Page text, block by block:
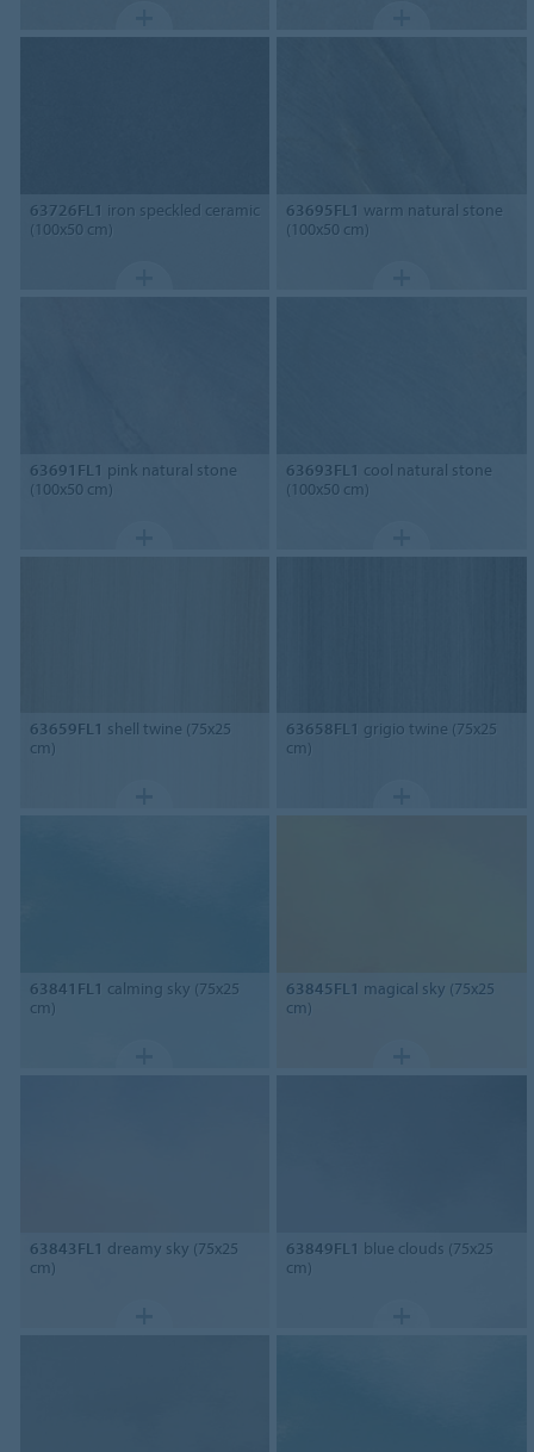
63726FL1 iron speckled ceramic
(100x50 cm)
63695FL1 warm natural stone
(100x50 cm)
63691FL1 pink natural stone
(100x50 cm)
63693FL1 cool natural stone
(100x50 cm)
63659FL1 shell twine (75x25
cm)
63658FL1 grigio twine (75x25
cm)
63841FL1 calming sky (75x25
cm)
63845FL1 magical sky (75x25
cm)
63843FL1 dreamy sky (75x25
cm)
63849FL1 blue clouds (75x25
cm)